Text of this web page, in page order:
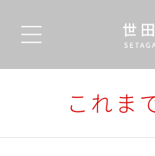
これま